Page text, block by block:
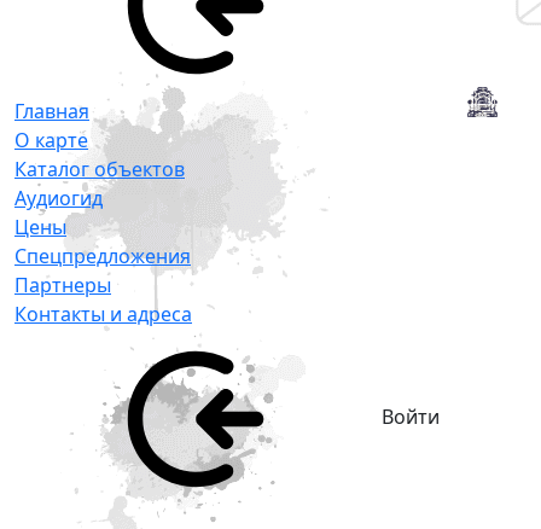
Главная
О карте
Каталог объектов
Аудиогид
Цены
Спецпредложения
Партнеры
Контакты и адреса
Войти